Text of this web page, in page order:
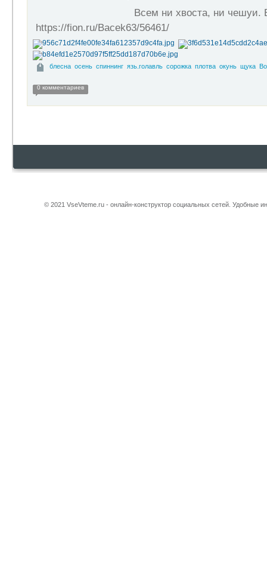
Всем ни хвоста, ни чешуи.
https://fion.ru/Bacek63/56461/
блесна осень спиннинг язь.голавль сорожка плотва окунь щука
0 комментариев
© 2021 VseVteme.ru - онлайн-конструктор социальных сетей. Удобные